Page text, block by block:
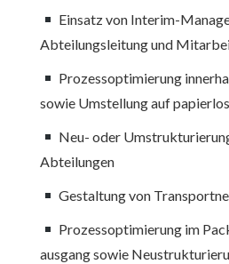
Einsatz von Interim-
Abteilungsleitung und
Prozessoptimierung
sowie Umstellung auf
Neu- oder
Abteilungen
Gestaltung von
Prozessoptimierung im
ausgang sowie